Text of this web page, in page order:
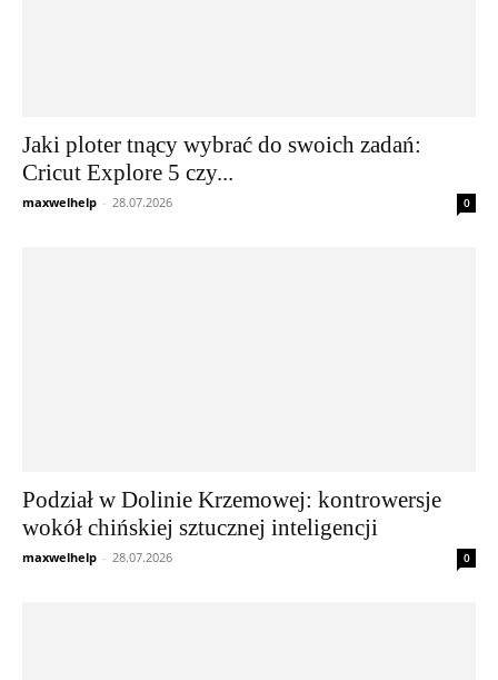
Jaki ploter tnący wybrać do swoich zadań:
Cricut Explore 5 czy...
maxwelhelp - 28.07.2026 0
Podział w Dolinie Krzemowej: kontrowersje
wokół chińskiej sztucznej inteligencji
maxwelhelp - 28.07.2026 0